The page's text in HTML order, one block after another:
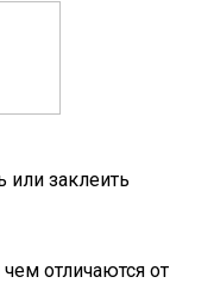
или заклеить
отличаются от